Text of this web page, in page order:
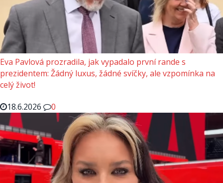
Eva Pavlová prozradila, jak vypadalo první rande s
prezidentem: Žádný luxus, žádné svíčky, ale vzpomínka na
celý život!
18.6.2026
0